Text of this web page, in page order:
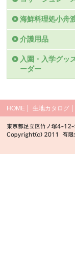
海鮮料理処小舟
介護用品
入園・入学グッ
ーダー
HOME 生地カタログ